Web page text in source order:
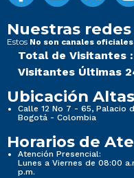
Nuestras
Estos No son canales oficiales
Total de Visitantes :
Visitantes Últimas
Ubicación
Calle 12 No 7 - 65, Palacio
Bogotá - Colombia
Horarios de
Atención Presencial:
Lunes a Viernes de 08:00
p.m.